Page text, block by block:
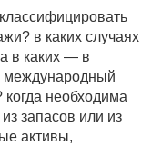
в каких случаях
в каких — в
международный
когда необходима
запасов или из
активы,